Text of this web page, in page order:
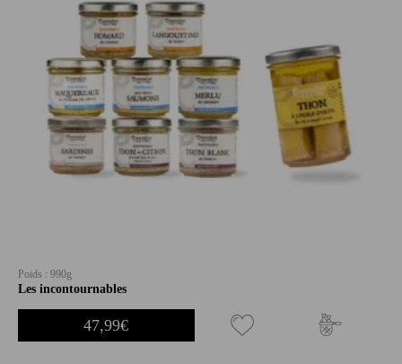
Poids : 990g
Les incontournables
47,99€